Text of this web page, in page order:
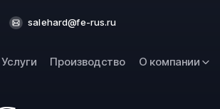
salehard@fe-rus.ru
Услуги Производство О компании